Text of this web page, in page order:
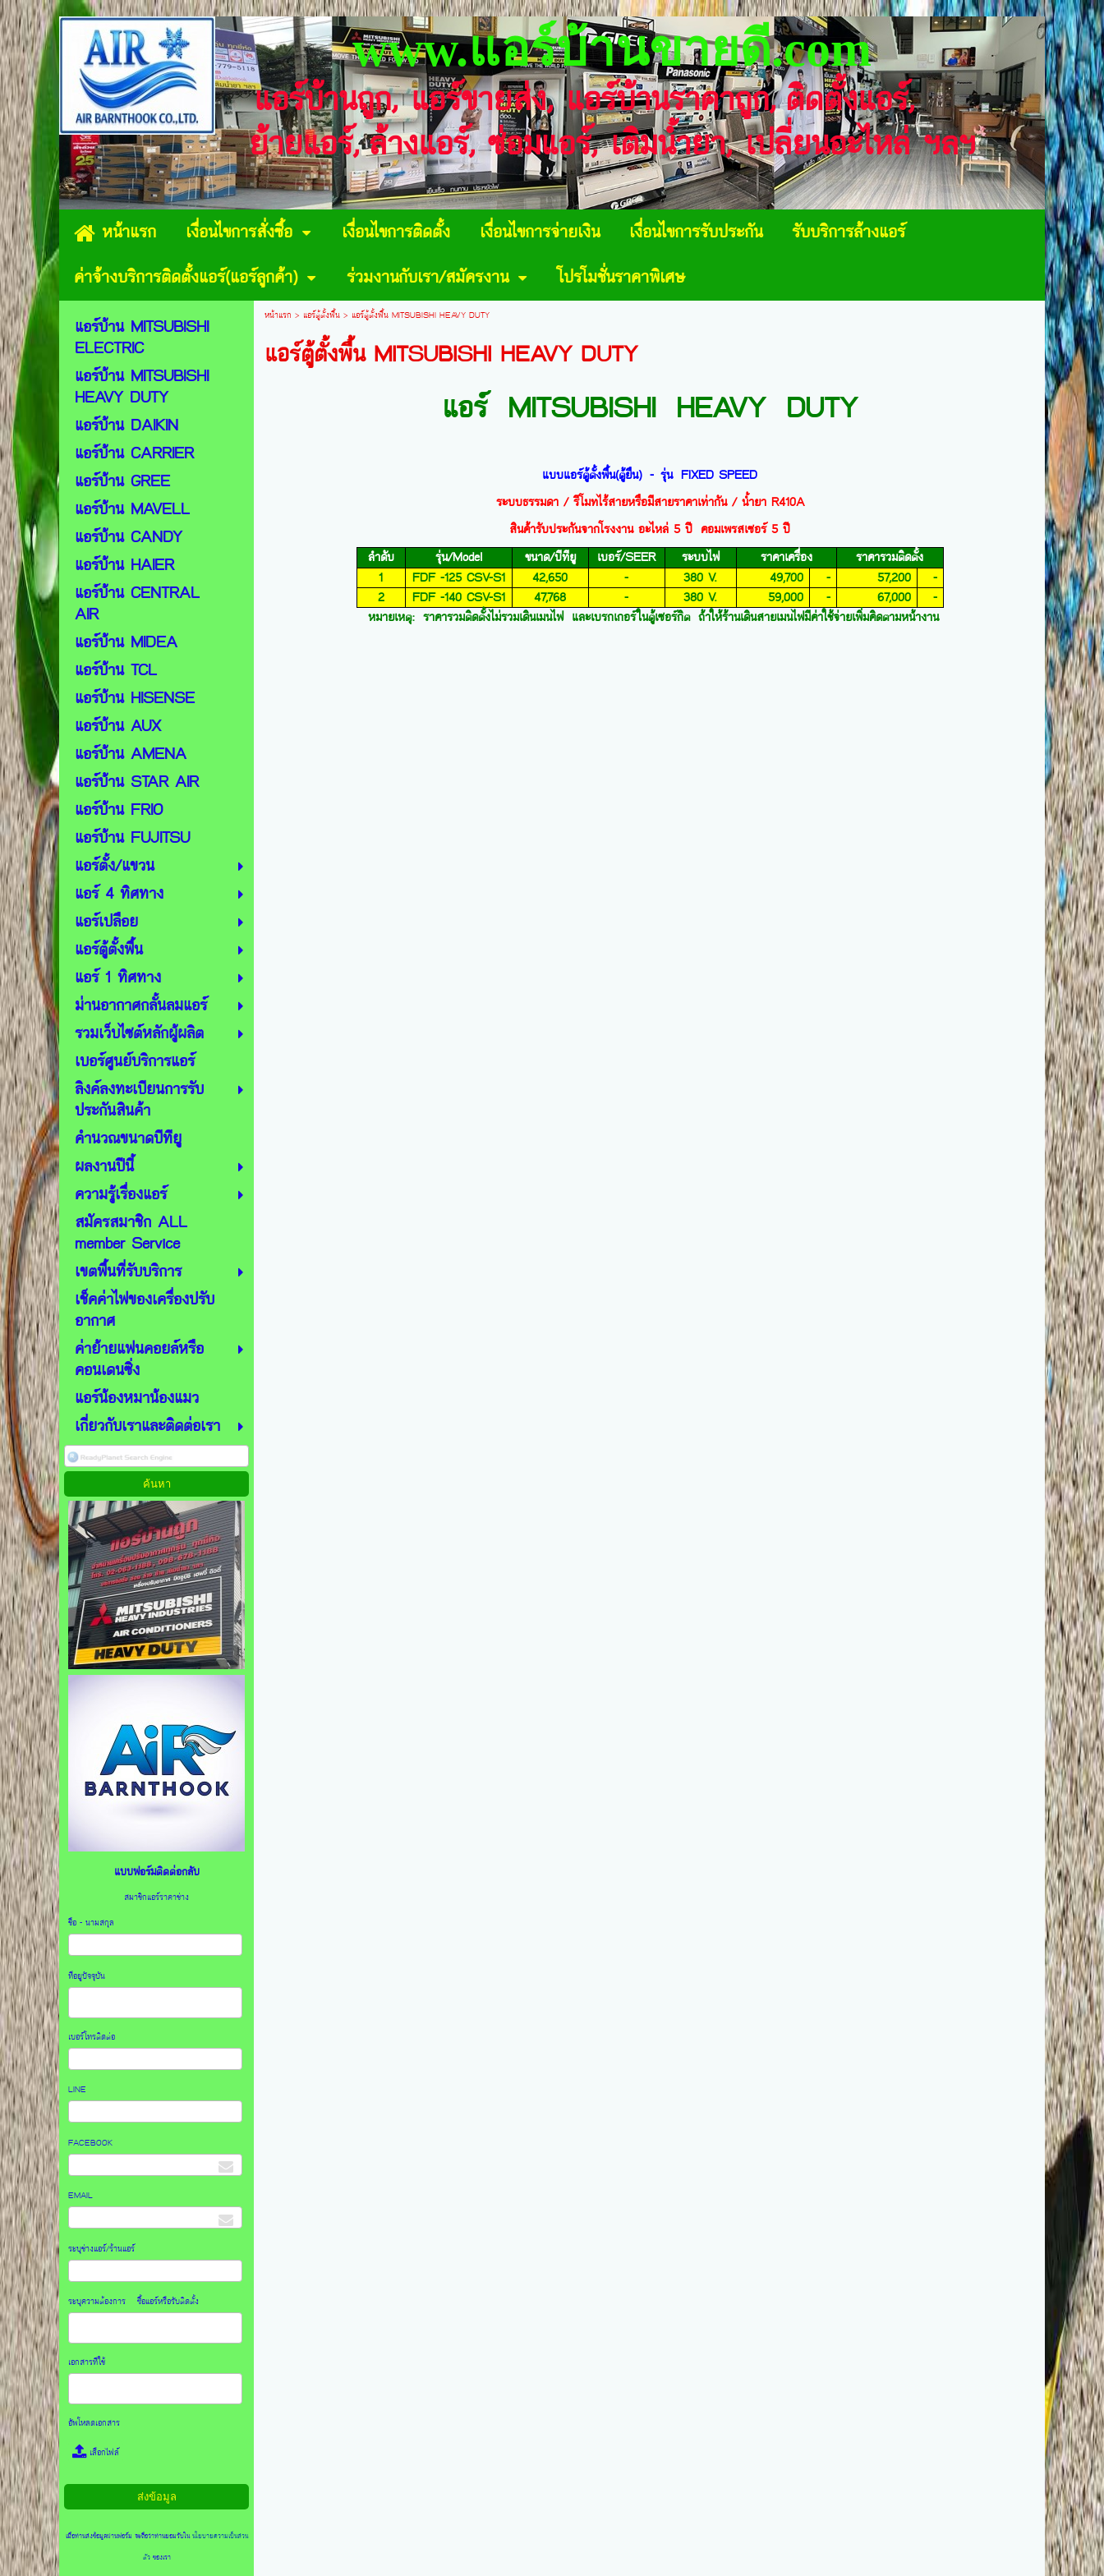
www.แอร์บ้านขายดี.com
แอร์บ้านถูก, แอร์ขายส่ง, แอร์บ้านราคาถูก, ติดตั้งแอร์,
ย้ายแอร์, ล้างแอร์, ซ่อมแอร์, เติมน้ำยา, เปลี่ยนอะไหล่ ฯลฯ
หน้าแรก เงื่อนไขการสั่งซื้อ เงื่อนไขการติดตั้ง เงื่อนไขการจ่ายเงิน เงื่อนไขการรับประกัน
รับบริการล้างแอร์
ค่าจ้างบริการติดตั้งแอร์(แอร์ลูกค้า)
ร่วมงานกับเรา/สมัครงาน โปรโมชั่นราคาพิเศษ
แอร์บ้าน MITSUBISHI
ELECTRIC
แอร์บ้าน MITSUBISHI
HEAVY DUTY
แอร์บ้าน DAIKIN
แอร์บ้าน CARRIER
แอร์บ้าน GREE
แอร์บ้าน MAVELL
แอร์บ้าน CANDY
แอร์บ้าน HAIER
แอร์บ้าน CENTRAL
AIR
แอร์บ้าน MIDEA
แอร์บ้าน TCL
แอร์บ้าน HISENSE
แอร์บ้าน AUX
แอร์บ้าน AMENA
แอร์บ้าน STAR AIR
แอร์บ้าน FRIO
แอร์บ้าน FUJITSU
แอร์ตั้ง/แขวน
แอร์ 4 ทิศทาง
แอร์เปลือย
แอร์ตู้ตั้งพื้น
แอร์ 1 ทิศทาง
ม่านอากาศกลั้นลมแอร์
รวมเว็บไซต์หลักผู้ผลิต
เบอร์ศูนย์บริการแอร์
ลิงค์ลงทะเบียนการรับ
ประกันสินค้า
คำนวณขนาดบีทียู
ผลงานปีนี้
ความรู้เรื่องแอร์
สมัครสมาชิก ALL
member Service
เขตพื้นที่รับบริการ
เช็คค่าไฟของเครื่องปรับ
อากาศ
ค่าย้ายแฟนคอยล์หรือ
คอนเดนซิ่ง
แอร์น้องหมาน้องแมว
เกี่ยวกับเราและติดต่อเรา
แบบฟอร์มติดต่อกลับ
สมาชิกแอร์ราคาช่าง
ชื่อ - นามสกุล
ที่อยูปัจจุบัน
เบอร์โทรติดต่อ
LINE
FACEBOOK
EMAIL
ระบุช่างแอร์/ร้านแอร์
ระบุความต้องการ ซื้อแอร์หรือรับติดตั้ง
เอกสารที่ใช้
อัพโหลดเอกสาร
เลือกไฟล์
เมื่อท่านส่งข้อมูลผ่านฟอร์ม จะถือว่าท่านยอมรับในนโยบายความเป็นส่วน
ตัว ของเรา
หน้าแรก > แอร์ตู้ตั้งพื้น> แอร์ตู้ตั้งพื้น MITSUBISHI HEAVY DUTY
แอร์ตู้ตั้งพื้น MITSUBISHI HEAVY DUTY
แอร์ MITSUBISHI HEAVY DUTY
แบบแอร์ตู้ตั้งพื้น(ตู้ยืน) -รุ่นFIXED SPEED
ระบบธรรมดา / รีโมทไร้สายหรือมีสายราคาเท่ากัน / น้ำยา R410A
สินค้ารับประกันจากโรงงาน อะไหล่5ปี คอมเพรสเซอร์ 5 ปี
ลำดับ
รุ่น/Model ขนาด/บีทียู เบอร์/SEER ระบบไฟ ราคาเครื่อง
ราคารวมติดตั้ง
1
FDF -125 CSV-S1 42,650 - 380 V. 49,700 - 57,200
-
2
FDF -140 CSV-S1 47,768 - 380 V. 59,000 - 67,000
-
หมายเหตุ: ราคารวมติดตั้งไม่รวมเดินเมนไฟ และเบรกเกอร์ในตู้เซอร์กิต ถ้าให้ร้านเดินสายเมนไฟมีค่าใช้จ่ายเพิ่มคิดตามหน้างาน